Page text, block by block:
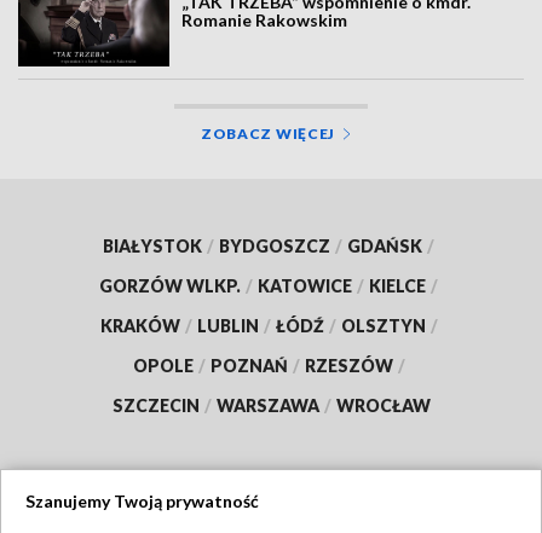
Romanie Rakowskim
ZOBACZ WIĘCEJ
BIAŁYSTOK / BYDGOSZCZ / GDAŃSK /
GORZÓW WLKP. / KATOWICE / KIELCE /
KRAKÓW / LUBLIN / ŁÓDŹ / OLSZTYN /
OPOLE / POZNAŃ / RZESZÓW /
SZCZECIN / WARSZAWA / WROCŁAW
Szanujemy Twoją prywatność